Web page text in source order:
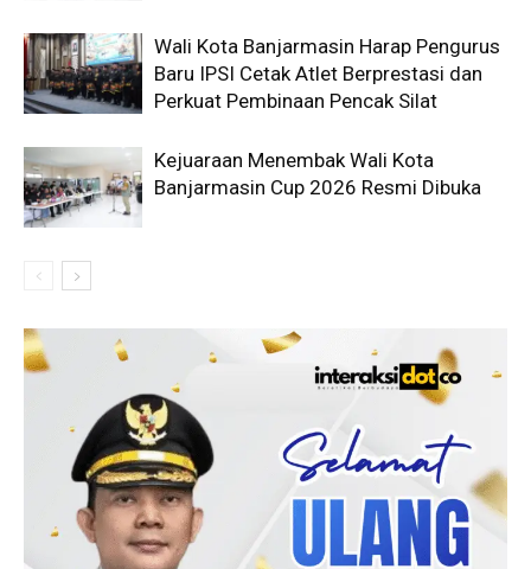
Wali Kota Banjarmasin Harap Pengurus
Baru IPSI Cetak Atlet Berprestasi dan
Perkuat Pembinaan Pencak Silat
Kejuaraan Menembak Wali Kota
Banjarmasin Cup 2026 Resmi Dibuka